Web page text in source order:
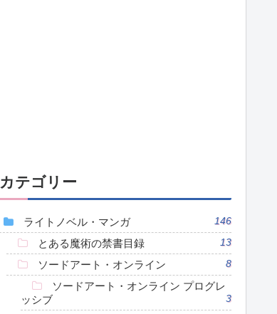
カテゴリー
ライトノベル・マンガ 146
とある魔術の禁書目録 13
ソードアート・オンライン 8
ソードアート・オンライン プログレ
ッシブ
3